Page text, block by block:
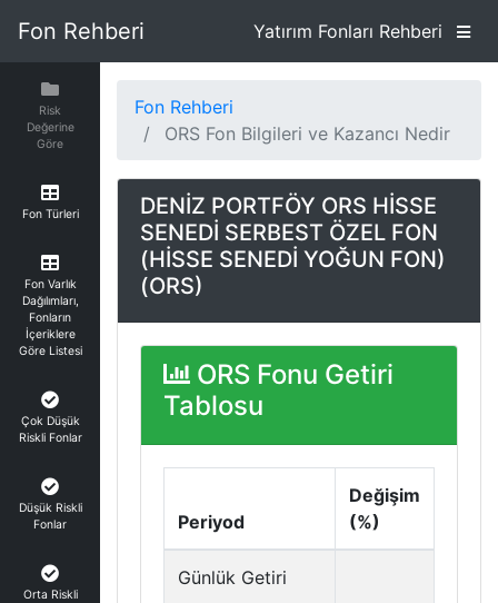
Fon Rehberi Yatırım Fonları Rehberi
Risk
Değerine
Göre
Fon Türleri
Fon Varlık
Dağılımları,
Fonların
İçeriklere
Göre Listesi
Çok Düşük
Riskli Fonlar
Düşük Riskli
Fonlar
Orta Riskli
Fon Rehberi
ORS Fon Bilgileri ve Kazancı Nedir
DENİZ PORTFÖY ORS HİSSE
SENEDİ SERBEST ÖZEL FON
(HİSSE SENEDİ YOĞUN FON)
(ORS)
ORS Fonu Getiri
Tablosu
Periyod
Değişim
(%)
Günlük Getiri